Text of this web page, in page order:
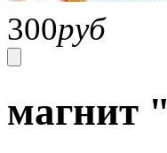
300руб
магнит